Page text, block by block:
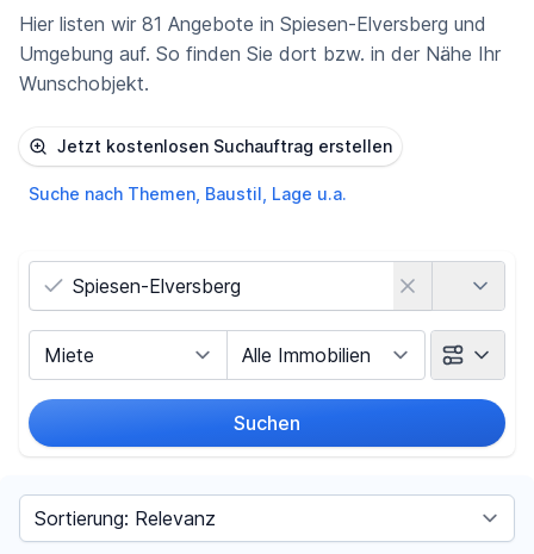
Hier listen wir 81 Angebote in Spiesen-Elversberg und
Umgebung auf. So finden Sie dort bzw. in der Nähe Ihr
Wunschobjekt.
Jetzt kostenlosen Suchauftrag erstellen
Suche nach Themen, Baustil, Lage u.a.
Suchen
Sortieren nach